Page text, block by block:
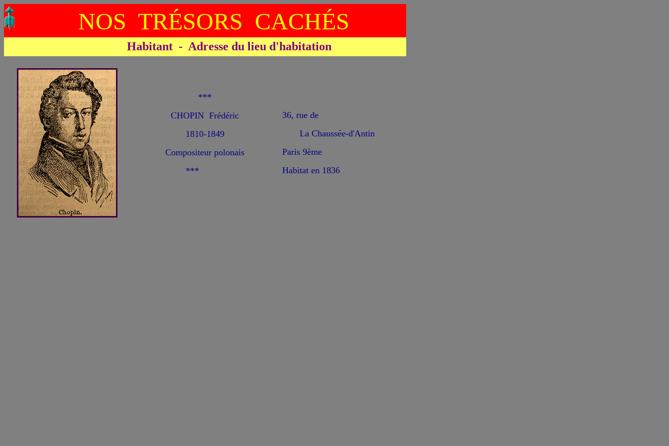
NOS TRÉSORS CACHÉS
Habitant - Adresse du lieu d'habitation
***
CHOPIN Frédéric
1810-1849
Compositeur polonais
***
36, rue de
La Chaussée-d'Antin
Paris 9ème
Habitat en 1836